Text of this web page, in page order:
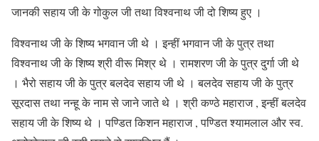
जानकी सहाय जी के गोकुल जी तथा विश्वनाथ जी दो शिष्य हुए ।
विश्वनाथ जी के शिष्य भगवान जी थे । इन्हीं भगवान जी के पुत्र तथा
विश्वनाथ जी के शिष्य श्री वीरू मिश्र थे । रामशरण जी के पुत्र दुर्गा जी थे
। भैरो सहाय जी के पुत्र बलदेव सहाय जी थे । बलदेव सहाय जी के पुत्र
सूरदास तथा नन्हू के नाम से जाने जाते थे । श्री कण्ठे महाराज , इन्हीं बलदेव
सहाय जी के शिष्य थे । पण्डित किशन महाराज , पण्डित श्यामलाल और स्व.